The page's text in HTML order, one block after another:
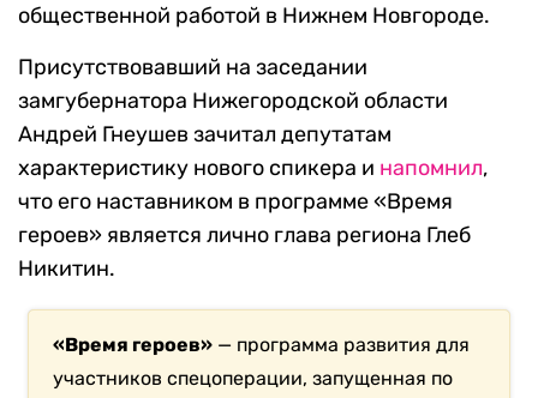
общественной работой в Нижнем Новгороде.
Присутствовавший на заседании
замгубернатора Нижегородской области
Андрей Гнеушев зачитал депутатам
характеристику нового спикера и напомнил,
что его наставником в программе «Время
героев» является лично глава региона Глеб
Никитин.
«Время героев» — программа развития для
участников спецоперации, запущенная по